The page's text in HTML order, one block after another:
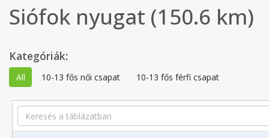
Siófok nyugat (150.6 km)
Kategóriák:
All 10-13 fős női csapat 10-13 fős férfi csapat
Search